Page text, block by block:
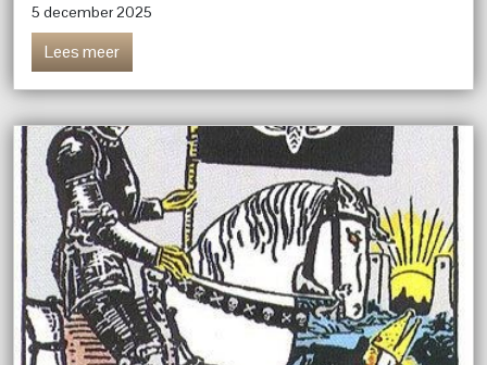
5 december 2025
Lees meer